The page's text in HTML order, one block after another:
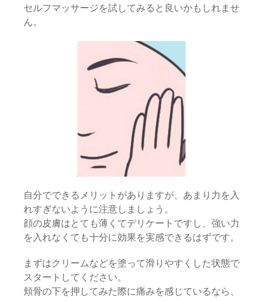
セルフマッサージを試してみると良いかもしれませ
ん。
自分でできるメリットがありますが、あまり力を入
れすぎないように注意しましょう。
顔の皮膚はとても薄くてデリケートですし、強い力
を入れなくても十分に効果を実感できるはずです。
まずはクリームなどを塗って滑りやすくした状態で
スタートしてください。
頬骨の下を押してみた際に痛みを感じているなら、